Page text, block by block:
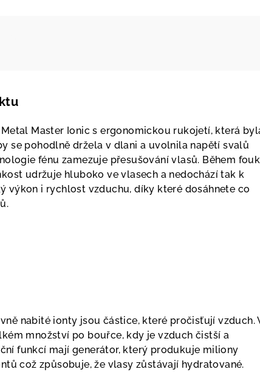
Master Ionic s ergonomickou rukojetí, která
se pohodlně držela v dlani a uvolnila napětí svalů
fénu zamezuje přesušování vlasů. Během
udržuje hluboko ve vlasech a nedochází tak k
výkon i rychlost vzduchu, díky které dosáhnete co
nabité ionty jsou částice, které pročisťují vzduch.
množství po bouřce, kdy je vzduch čistší a
funkcí mají generátor, který produkuje miliony
což způsobuje, že vlasy zůstávají hydratované.